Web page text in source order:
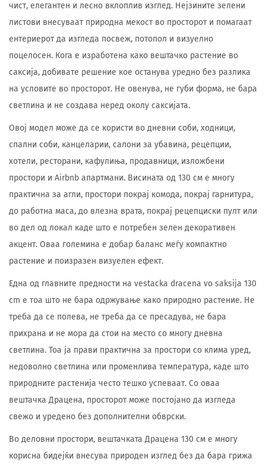
чист, елегантен и лесно вклоплив изглед. Нејзините зелени
листови внесуваат природна мекост во просторот и помагаат
ентериерот да изгледа посвеж, потопол и визуелно
поцелосен. Кога е изработена како вештачко растение во
саксија, добивате решение кое останува уредно без разлика
на условите во просторот. Не овенува, не губи форма, не бара
светлина и не создава неред околу саксијата.
Овој модел може да се користи во дневни соби, ходници,
спални соби, канцеларии, салони за убавина, рецепции,
хотели, ресторани, кафулиња, продавници, изложбени
простори и Airbnb апартмани. Висината од 130 см е многу
практична за агли, простори покрај комода, покрај гарнитура,
до работна маса, до влезна врата, покрај рецепциски пулт или
во дел од локал каде што е потребен зелен декоративен
акцент. Оваа големина е добар баланс меѓу компактно
растение и поизразен визуелен ефект.
Една од главните предности на vestacka dracena vo saksija 130
cm е тоа што не бара одржување како природно растение. Не
треба да се полева, не треба да се пресадува, не бара
прихрана и не мора да стои на место со многу дневна
светлина. Тоа ја прави практична за простори со клима уред,
недоволно светлина или променлива температура, каде што
природните растенија често тешко успеваат. Со оваа
вештачка Драцена, просторот може постојано да изгледа
свежо и уредено без дополнителни обврски.
Во деловни простори, вештачката Драцена 130 см е многу
корисна бидејќи внесува природен изглед без да бара грижа